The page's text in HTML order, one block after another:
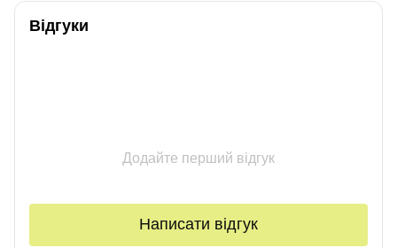
Відгуки
Додайте перший відгук
Написати відгук